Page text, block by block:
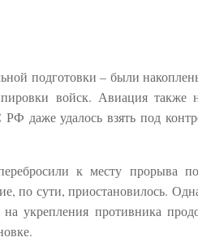
подготовки – были
войск. Авиация также
удалось взять под
к месту прорыва
по сути, приостановилось.
укрепления противника